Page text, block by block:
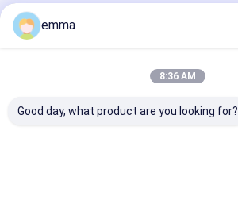
Prodotti Raccomandati
emma
8:36 AM
Good day, what product are you looking for?